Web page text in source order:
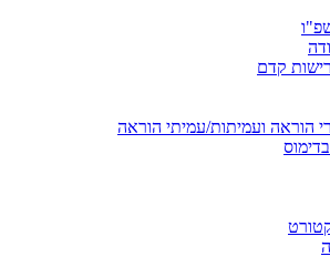
קדם
הוראה ועמיתות/עמיתי הוראה